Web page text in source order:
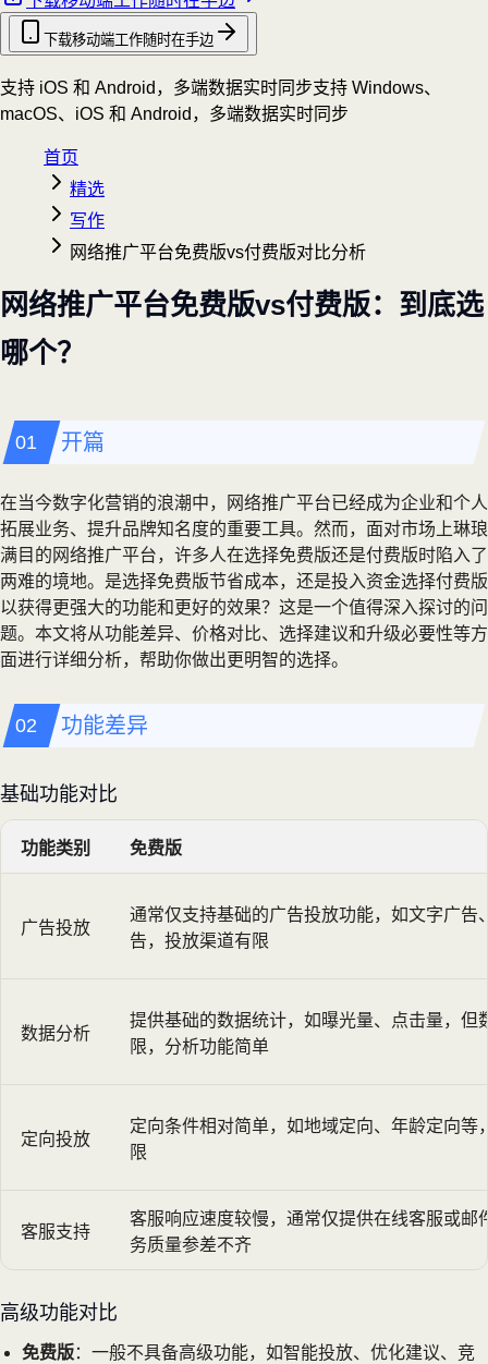
下载移动端工作随时在手边
支持 iOS 和 Android，多端数据实时同步支持 Windows、
macOS、iOS 和 Android，多端数据实时同步
首页
精选
写作
网络推广平台免费版vs付费版对比分析
网络推广平台免费版vs付费版：到底选
哪个？
开篇
在当今数字化营销的浪潮中，网络推广平台已经成为企业和个人
拓展业务、提升品牌知名度的重要工具。然而，面对市场上琳琅
满目的网络推广平台，许多人在选择免费版还是付费版时陷入了
两难的境地。是选择免费版节省成本，还是投入资金选择付费版
以获得更强大的功能和更好的效果？这是一个值得深入探讨的问
题。本文将从功能差异、价格对比、选择建议和升级必要性等方
面进行详细分析，帮助你做出更明智的选择。
功能差异
基础功能对比
功能类别 免费版
广告投放
通常仅支持基础的广告投放功能，如文字广告
告，投放渠道有限
数据分析
提供基础的数据统计，如曝光量、点击量，但
限，分析功能简单
定向投放
定向条件相对简单，如地域定向、年龄定向等
限
客服支持
客服响应速度较慢，通常仅提供在线客服或邮
务质量参差不齐
高级功能对比
免费版：一般不具备高级功能，如智能投放、优化建议、竞